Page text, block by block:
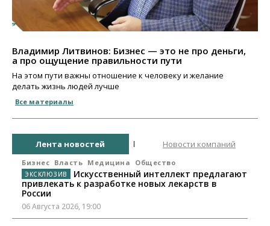
Владимир Литвинов: Бизнес — это не про деньги,
а про ощущение правильности пути
На этом пути важны отношение к человеку и желание
делать жизнь людей лучше
Все материалы
Лента новостей Новости компаний
Бизнес Власть Медицина Общество
Искусственный интеллект предлагают
привлекать к разработке новых лекарств в
России
06 Августа 2026, 19:00